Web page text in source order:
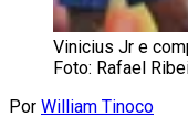
Vinicius Jr e
Foto: Rafael
Por William Tinoco